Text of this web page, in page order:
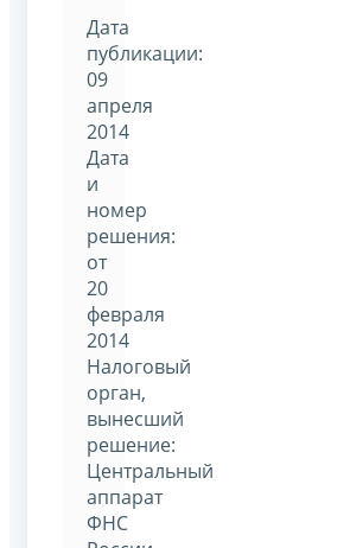
Дата
публикации:
09
апреля
2014
Дата
и
номер
решения:
от
20
февраля
2014
Налоговый
орган,
вынесший
решение:
Центральный
аппарат
ФНС